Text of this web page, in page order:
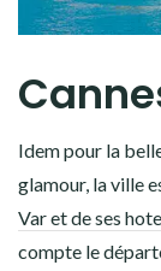
Idem pour la
glamour, la ville
Var et de ses
compte le